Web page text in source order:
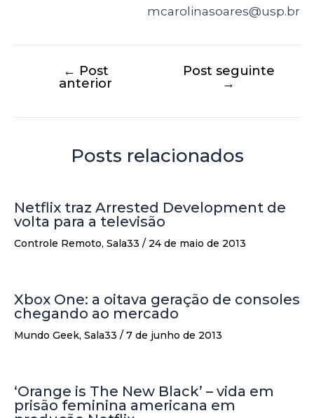
mcarolinasoares@usp.br
← Post
anterior
Post seguinte
→
Posts relacionados
Netflix traz Arrested Development de
volta para a televisão
Controle Remoto, Sala33 / 24 de maio de 2013
Xbox One: a oitava geração de consoles
chegando ao mercado
Mundo Geek, Sala33 / 7 de junho de 2013
‘Orange is The New Black’ – vida em
prisão feminina americana em